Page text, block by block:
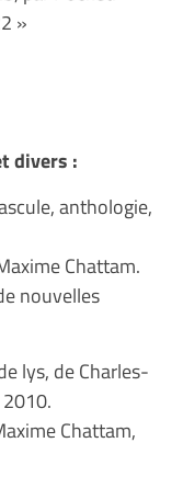
»
divers :
anthologie,
Chattam.
nouvelles
lys, de Charles-
Chattam,